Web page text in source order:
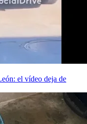
el vídeo deja de